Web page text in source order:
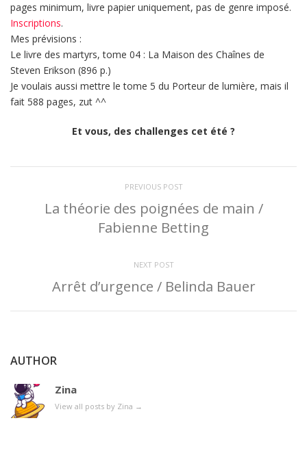
pages minimum, livre papier uniquement, pas de genre imposé.
Inscriptions.
Mes prévisions :
Le livre des martyrs, tome 04 : La Maison des Chaînes de
Steven Erikson (896 p.)
Je voulais aussi mettre le tome 5 du Porteur de lumière, mais il
fait 588 pages, zut ^^
Et vous, des challenges cet été ?
PREVIOUS POST
La théorie des poignées de main /
Fabienne Betting
NEXT POST
Arrêt d’urgence / Belinda Bauer
AUTHOR
Zina
View all posts by Zina →